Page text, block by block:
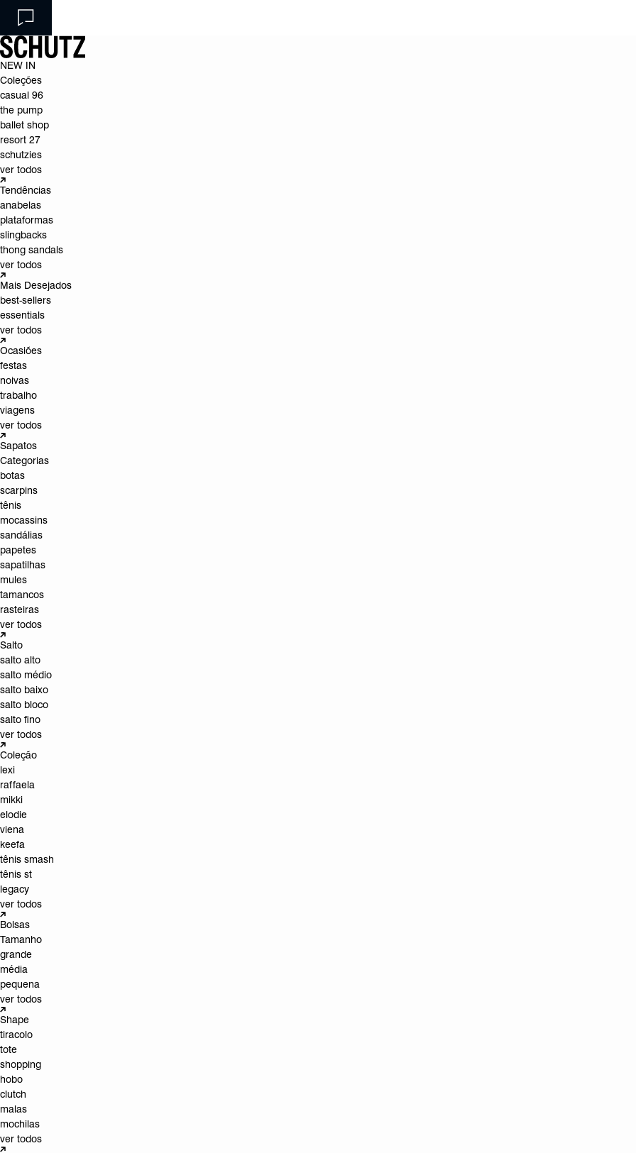
NEW IN
Coleções
casual 96
the pump
ballet shop
resort 27
schutzies
ver todos
Tendências
anabelas
plataformas
slingbacks
thong sandals
ver todos
Mais Desejados
best-sellers
essentials
ver todos
Ocasiões
festas
noivas
trabalho
viagens
ver todos
Sapatos
Categorias
botas
scarpins
tênis
mocassins
sandálias
papetes
sapatilhas
mules
tamancos
rasteiras
ver todos
Salto
salto alto
salto médio
salto baixo
salto bloco
salto fino
ver todos
Coleção
lexi
raffaela
mikki
elodie
viena
keefa
tênis smash
tênis st
legacy
ver todos
Bolsas
Tamanho
grande
média
pequena
ver todos
Shape
tiracolo
tote
shopping
hobo
clutch
malas
mochilas
ver todos